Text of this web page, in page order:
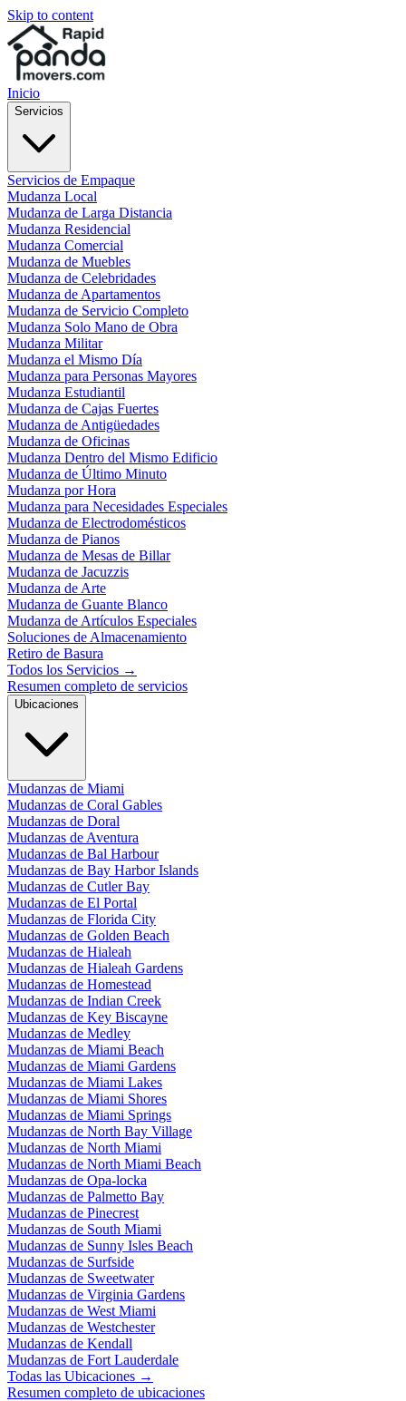
Skip to content
Inicio
Servicios
Servicios de Empaque
Mudanza Local
Mudanza de Larga Distancia
Mudanza Residencial
Mudanza Comercial
Mudanza de Muebles
Mudanza de Celebridades
Mudanza de Apartamentos
Mudanza de Servicio Completo
Mudanza Solo Mano de Obra
Mudanza Militar
Mudanza el Mismo Día
Mudanza para Personas Mayores
Mudanza Estudiantil
Mudanza de Cajas Fuertes
Mudanza de Antigüedades
Mudanza de Oficinas
Mudanza Dentro del Mismo Edificio
Mudanza de Último Minuto
Mudanza por Hora
Mudanza para Necesidades Especiales
Mudanza de Electrodomésticos
Mudanza de Pianos
Mudanza de Mesas de Billar
Mudanza de Jacuzzis
Mudanza de Arte
Mudanza de Guante Blanco
Mudanza de Artículos Especiales
Soluciones de Almacenamiento
Retiro de Basura
Todos los Servicios →
Resumen completo de servicios
Ubicaciones
Mudanzas de Miami
Mudanzas de Coral Gables
Mudanzas de Doral
Mudanzas de Aventura
Mudanzas de Bal Harbour
Mudanzas de Bay Harbor Islands
Mudanzas de Cutler Bay
Mudanzas de El Portal
Mudanzas de Florida City
Mudanzas de Golden Beach
Mudanzas de Hialeah
Mudanzas de Hialeah Gardens
Mudanzas de Homestead
Mudanzas de Indian Creek
Mudanzas de Key Biscayne
Mudanzas de Medley
Mudanzas de Miami Beach
Mudanzas de Miami Gardens
Mudanzas de Miami Lakes
Mudanzas de Miami Shores
Mudanzas de Miami Springs
Mudanzas de North Bay Village
Mudanzas de North Miami
Mudanzas de North Miami Beach
Mudanzas de Opa-locka
Mudanzas de Palmetto Bay
Mudanzas de Pinecrest
Mudanzas de South Miami
Mudanzas de Sunny Isles Beach
Mudanzas de Surfside
Mudanzas de Sweetwater
Mudanzas de Virginia Gardens
Mudanzas de West Miami
Mudanzas de Westchester
Mudanzas de Kendall
Mudanzas de Fort Lauderdale
Todas las Ubicaciones →
Resumen completo de ubicaciones